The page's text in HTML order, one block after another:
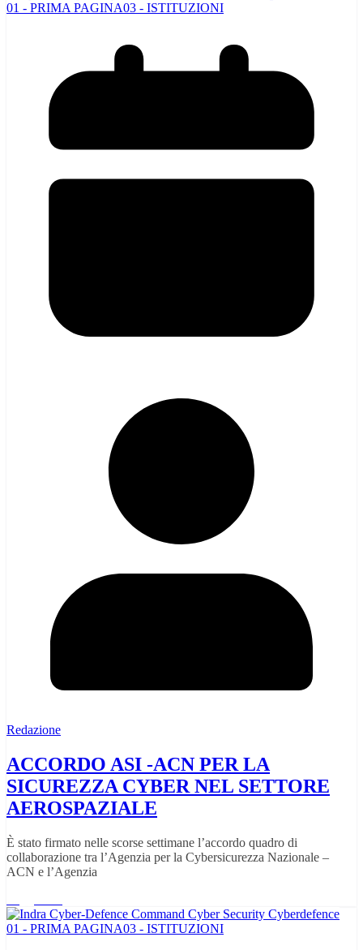
01 - PRIMA PAGINA03 - ISTITUZIONI
Redazione
ACCORDO ASI -ACN PER LA
SICUREZZA CYBER NEL SETTORE
AEROSPAZIALE
È stato firmato nelle scorse settimane l’accordo quadro di
collaborazione tra l’Agenzia per la Cybersicurezza Nazionale –
ACN e l’Agenzia
01 - PRIMA PAGINA03 - ISTITUZIONI